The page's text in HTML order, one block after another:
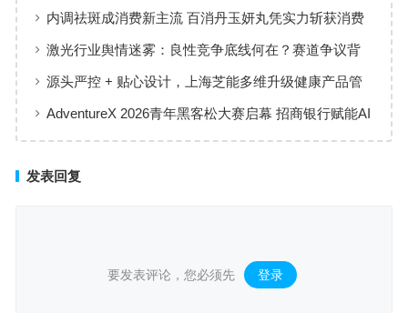
与适配逻辑
内调祛斑成消费新主流 百消丹玉妍丸凭实力斩获消费
者认可
激光行业舆情迷雾：良性竞争底线何在？赛道争议背
后值得深思
源头严控 + 贴心设计，上海芝能多维升级健康产品管
AdventureX 2026青年黑客松大赛启幕 招商银行赋能AI
发表回复
要发表评论，您必须先 登录 。